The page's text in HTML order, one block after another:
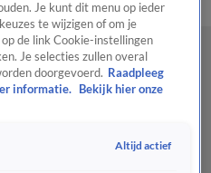
Tip de redactiePanelVideo's
Je kunt dit menu op ieder
te wijzigen of om je
de link Cookie-instellingen
Je selecties zullen overal
doorgevoerd. Raadpleeg
informatie.
Bekijk hier onze
Altijd actief